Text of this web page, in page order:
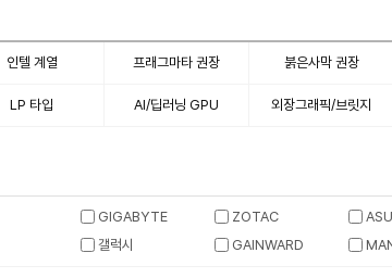
인텔 계열 프래그마타 권장 붉은사막 권장
LP 타입 AI/딥러닝 GPU 외장그래픽/브릿지
GIGABYTE ZOTAC
갤럭시 GAINWARD